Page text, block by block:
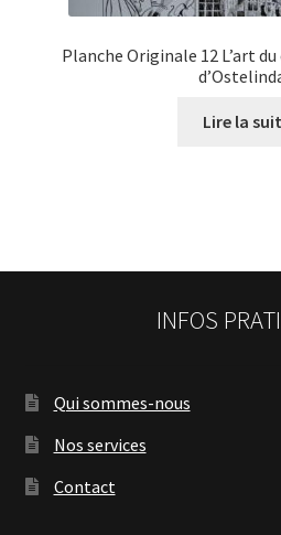
Planche Originale 12 L’art
Lire la
INFOS
Qui sommes-nous
Nos services
Contact